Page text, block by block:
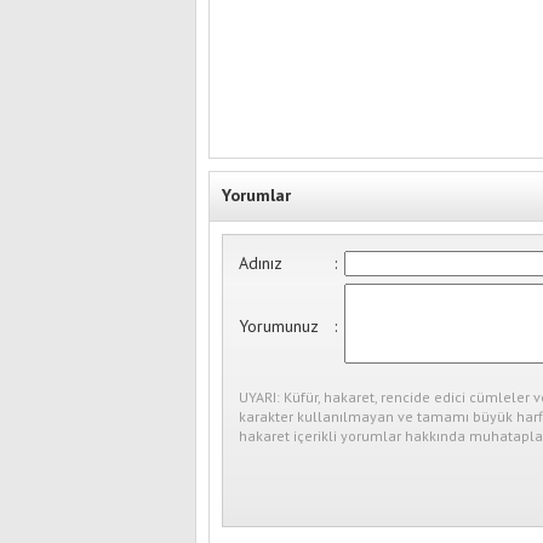
Yorumlar
Adınız :
Yorumunuz :
UYARI: Küfür, hakaret, rencide edici cümleler
karakter kullanılmayan ve tamamı büyük
hakaret içerikli yorumlar hakkında